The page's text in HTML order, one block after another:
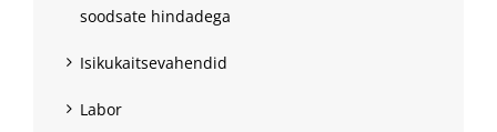
soodsate hindadega
Isikukaitsevahendid
Labor